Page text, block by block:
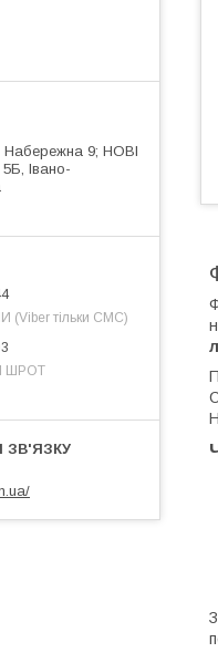
Набережна 9; НОВІ
5Б, Івано-
тільки СМС)
ШРОТ